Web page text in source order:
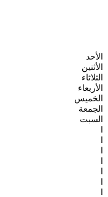
الأحد
الأثنين
الثلاثاء
الأربعاء
الخميس
الجمعة
السبت